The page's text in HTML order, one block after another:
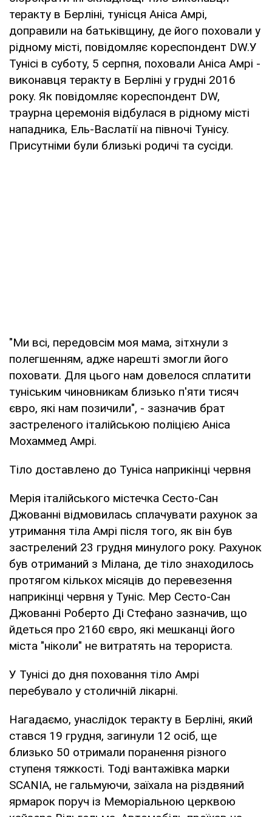
теракту в Берліні, тунісця Аніса Амрі,
доправили на батьківщину, де його поховали у
рідному місті, повідомляє кореспондент DW.У
Тунісі в суботу, 5 серпня, поховали Аніса Амрі -
виконавця теракту в Берліні у грудні 2016
року. Як повідомляє кореспондент DW,
траурна церемонія відбулася в рідному місті
нападника, Ель-Васлатії на півночі Тунісу.
Присутніми були близькі родичі та сусіди.
"Ми всі, передовсім моя мама, зітхнули з
полегшенням, адже нарешті змогли його
поховати. Для цього нам довелося сплатити
туніським чиновникам близько п'яти тисяч
євро, які нам позичили", - зазначив брат
застреленого італійською поліцією Аніса
Мохаммед Амрі.
Тіло доставлено до Туніса наприкінці червня
Мерія італійського містечка Сесто-Сан
Джованні відмовилась сплачувати рахунок за
утримання тіла Амрі після того, як він був
застрелений 23 грудня минулого року. Рахунок
був отриманий з Мілана, де тіло знаходилось
протягом кількох місяців до перевезення
наприкінці червня у Туніс. Мер Сесто-Сан
Джованні Роберто Ді Стефано зазначив, що
йдеться про 2160 євро, які мешканці його
міста "ніколи" не витратять на терориста.
У Тунісі до дня поховання тіло Амрі
перебувало у столичній лікарні.
Нагадаємо, унаслідок теракту в Берліні, який
стався 19 грудня, загинули 12 осіб, ще
близько 50 отримали поранення різного
ступеня тяжкості. Тоді вантажівка марки
SCANIA, не гальмуючи, заїхала на різдвяний
ярмарок поруч із Меморіальною церквою